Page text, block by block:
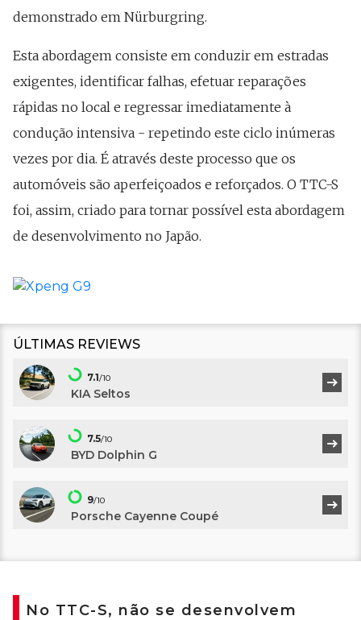
demonstrado em Nürburgring.
Esta abordagem consiste em conduzir em estradas
exigentes, identificar falhas, efetuar reparações
rápidas no local e regressar imediatamente à
condução intensiva - repetindo este ciclo inúmeras
vezes por dia. É através deste processo que os
automóveis são aperfeiçoados e reforçados. O TTC-S
foi, assim, criado para tornar possível esta abordagem
de desenvolvimento no Japão.
ÚLTIMAS REVIEWS
7.1/10
KIA Seltos
7.5/10
BYD Dolphin G
9/10
Porsche Cayenne Coupé
No TTC-S, não se desenvolvem